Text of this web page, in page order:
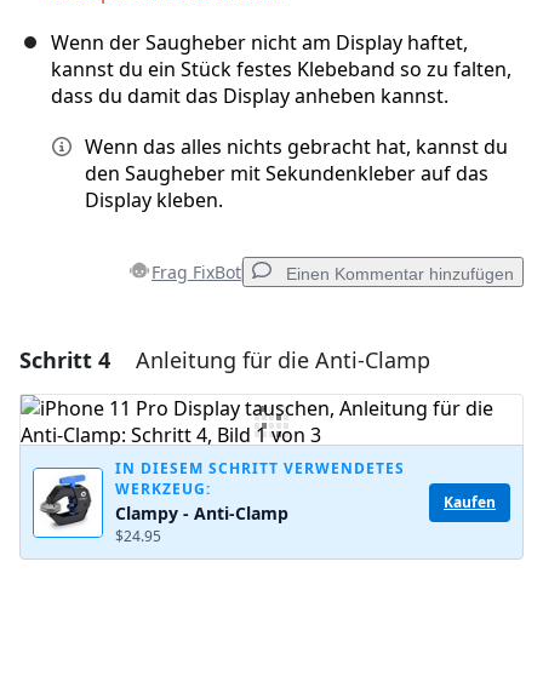
Wenn der Saugheber nicht am Display haftet,
kannst du ein Stück festes Klebeband so zu falten,
dass du damit das Display anheben kannst.
Wenn das alles nichts gebracht hat, kannst du
den Saugheber mit Sekundenkleber auf das
Display kleben.
Frag FixBot Einen Kommentar hinzufügen
Einen Kommentar hinzufügen
Kommentar hinzufügen
Abbrechen Kommentieren
Schritt 4 Anleitung für die Anti-Clamp
IN DIESEM SCHRITT VERWENDETES
WERKZEUG:
Clampy - Anti-Clamp
$24.95
Kaufen